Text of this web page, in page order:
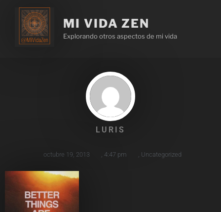
MI VIDA ZEN
Explorando otros aspectos de mi vida
LURIS
octubre 19, 2013 4:47 pm Uncategorized